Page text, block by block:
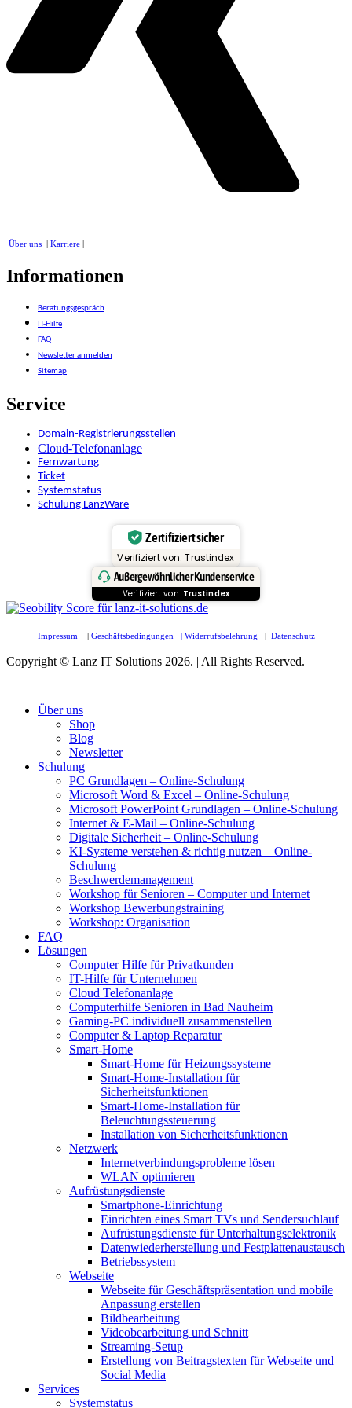
Über uns Karriere
Informationen
Beratungsgespräch
IT-Hilfe
FAQ
Newsletter anmelden
Sitemap
Service
Domain-Registrierungsstellen
Cloud-Telefonanlage
Fernwartung
Ticket
Systemstatus
Schulung LanzWare
Zertifiziert sicher
Verifiziert von: Trustindex
Außergewöhnlicher Kundenservice
Verifiziert von: Trustindex
Impressum | Geschäftsbedingungen | Widerrufsbelehrung | Datenschutz
Copyright © Lanz IT Solutions 2026. | All Rights Reserved.
Über uns
Shop
Blog
Newsletter
Schulung
PC Grundlagen – Online-Schulung
Microsoft Word & Excel – Online-Schulung
Microsoft PowerPoint Grundlagen – Online-Schulung
Internet & E-Mail – Online-Schulung
Digitale Sicherheit – Online-Schulung
KI-Systeme verstehen & richtig nutzen – Online-
Schulung
Beschwerdemanagement
Workshop für Senioren – Computer und Internet
Workshop Bewerbungstraining
Workshop: Organisation
FAQ
Lösungen
Computer Hilfe für Privatkunden
IT-Hilfe für Unternehmen
Cloud Telefonanlage
Computerhilfe Senioren in Bad Nauheim
Gaming-PC individuell zusammenstellen
Computer & Laptop Reparatur
Smart-Home
Smart-Home für Heizungssysteme
Smart-Home-Installation für
Sicherheitsfunktionen
Smart-Home-Installation für
Beleuchtungssteuerung
Installation von Sicherheitsfunktionen
Netzwerk
Internetverbindungsprobleme lösen
WLAN optimieren
Aufrüstungsdienste
Smartphone-Einrichtung
Einrichten eines Smart TVs und Sendersuchlauf
Aufrüstungsdienste für Unterhaltungselektronik
Datenwiederherstellung und Festplattenaustausch
Betriebssystem
Webseite
Webseite für Geschäftspräsentation und mobile
Anpassung erstellen
Bildbearbeitung
Videobearbeitung und Schnitt
Streaming-Setup
Erstellung von Beitragstexten für Webseite und
Social Media
Services
Systemstatus